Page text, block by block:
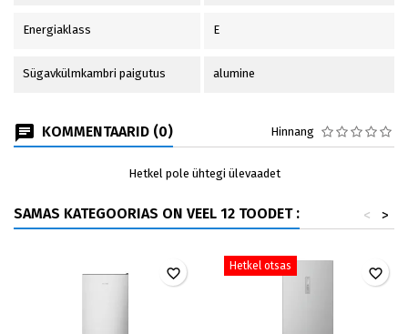
Energiaklass E
Sügavkülmkambri paigutus alumine
KOMMENTAARID (0) Hinnang
Hetkel pole ühtegi ülevaadet
SAMAS KATEGOORIAS ON VEEL 12 TOODET : >
<
favorite_border Hetkel otsas favorite_border